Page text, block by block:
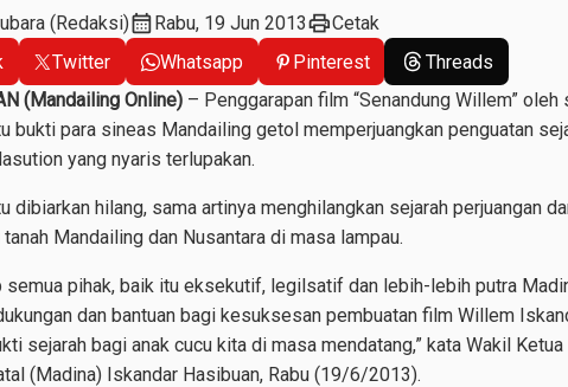
(Redaksi)calendar_monthRabu, 19 Jun 2013printCetak
Twitter Whatsapp Pinterest
Threads
(Mandailing Online) – Penggarapan film “Senandung Willem”
bukti para sineas Mandailing getol memperjuangkan penguatan
yang nyaris terlupakan.
dibiarkan hilang, sama artinya menghilangkan sejarah perjuangan
Mandailing dan Nusantara di masa lampau.
semua pihak, baik itu eksekutif, legilsatif dan lebih-lebih putra
dan bantuan bagi kesuksesan pembuatan film Willem
sejarah bagi anak cucu kita di masa mendatang,” kata Wakil
(Madina) Iskandar Hasibuan, Rabu (19/6/2013).